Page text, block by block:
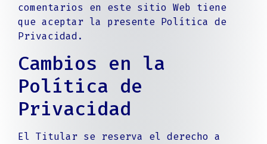
comentarios en este sitio Web tiene
que aceptar la presente Política de
Privacidad.
Cambios en la
Política de
Privacidad
El Titular se reserva el derecho a